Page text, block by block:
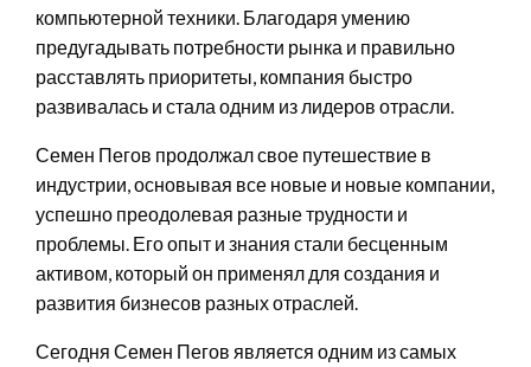
компьютерной техники. Благодаря умению
предугадывать потребности рынка и правильно
расставлять приоритеты, компания быстро
развивалась и стала одним из лидеров отрасли.
Семен Пегов продолжал свое путешествие в
индустрии, основывая все новые и новые компании,
успешно преодолевая разные трудности и
проблемы. Его опыт и знания стали бесценным
активом, который он применял для создания и
развития бизнесов разных отраслей.
Сегодня Семен Пегов является одним из самых